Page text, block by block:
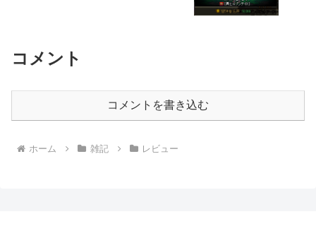
コメント
コメントを書き込む
ホーム 雑記 レビュー